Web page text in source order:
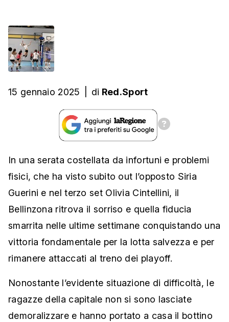
15 gennaio 2025 di Red.Sport
In una serata costellata da infortuni e problemi
fisici, che ha visto subito out l’opposto Siria
Guerini e nel terzo set Olivia Cintellini, il
Bellinzona ritrova il sorriso e quella fiducia
smarrita nelle ultime settimane conquistando una
vittoria fondamentale per la lotta salvezza e per
rimanere attaccati al treno dei playoff.
Nonostante l’evidente situazione di difficoltà, le
ragazze della capitale non si sono lasciate
demoralizzare e hanno portato a casa il bottino